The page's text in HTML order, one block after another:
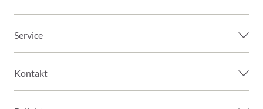
Service
Kontakt